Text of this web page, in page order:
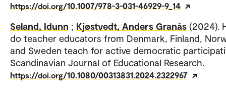
https://doi.org/10.1007/978-3-031-46929-9_14
Seland, Idunn ; Kjøstvedt, Anders Granås (2024).
do teacher educators from Denmark, Finland,
and Sweden teach for active democratic
Scandinavian Journal of Educational Research.
https://doi.org/10.1080/00313831.2024.2322967